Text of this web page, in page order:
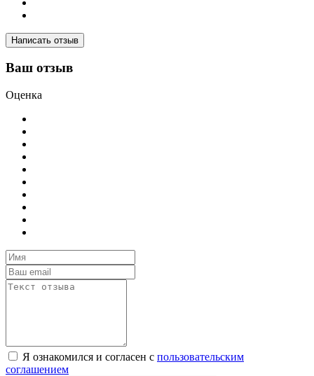
Написать отзыв
Ваш отзыв
Оценка
Я ознакомился и согласен с пользовательским
соглашением